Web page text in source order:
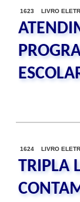
1623 LIVRO
1624 LIVRO
TRIPLA